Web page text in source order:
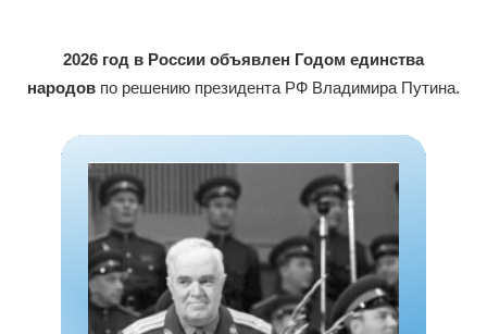
2026 год в России объявлен Годом единства
народов по решению президента РФ Владимира Путина.